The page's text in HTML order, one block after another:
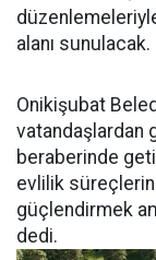
alanı sunulacak.
Onikişubat
vatandaşlardan
beraberinde
evlilik
güçlendirmek
dedi.